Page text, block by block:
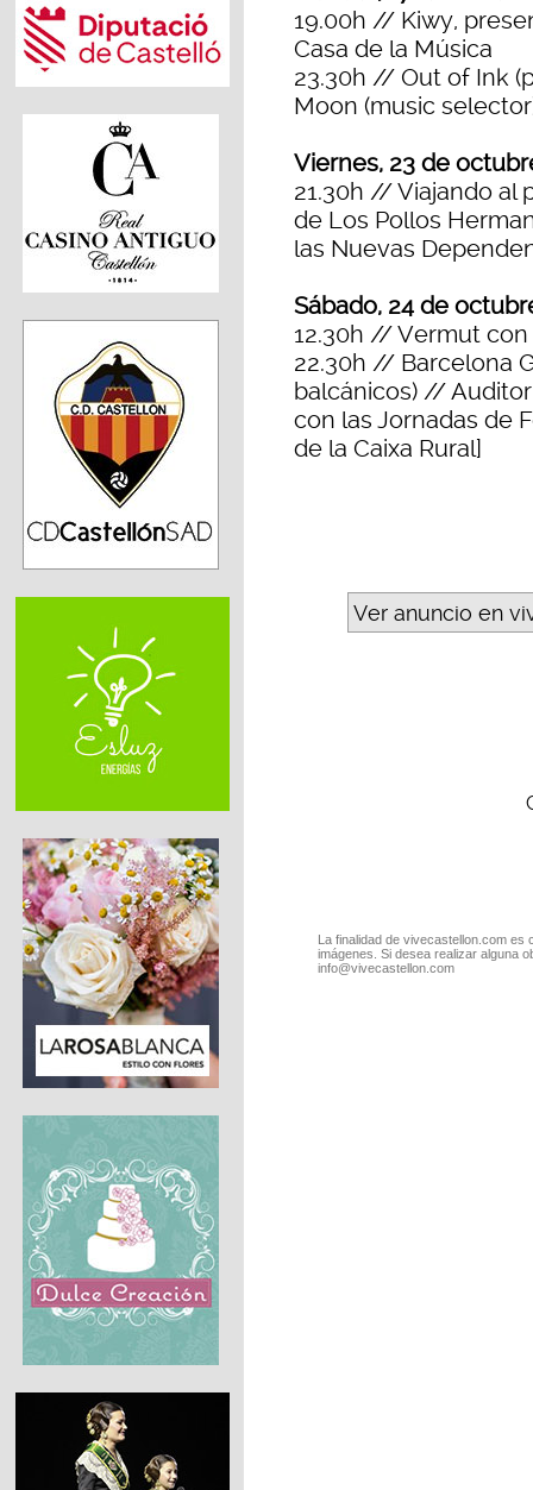
19.00h // Kiwy,
Casa de la Música
23.30h // Out of Ink
Moon (music
Viernes, 23 de
21.30h // Viajando al
de Los Pollos
las Nuevas
Sábado, 24 de
12.30h // Vermut con
22.30h // Barcelona
balcánicos) //
con las Jornadas de
de la Caixa Rural]
Ver anuncio en
La finalidad de vivecastellon.com
imágenes. Si desea realizar alguna
info@vivecastellon.com